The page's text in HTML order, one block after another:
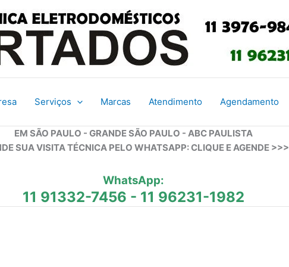
Serviços Marcas Atendimento Agendamento
EM SÃO PAULO - GRANDE SÃO PAULO - ABC PAULISTA
SUA VISITA TÉCNICA PELO WHATSAPP: CLIQUE E AGENDE >>>
WhatsApp:
11 91332-7456 - 11 96231-1982